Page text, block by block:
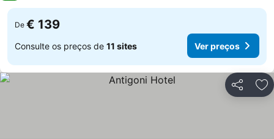
De € 139
Consulte os preços de 11 sites Ver preços
Partilhar